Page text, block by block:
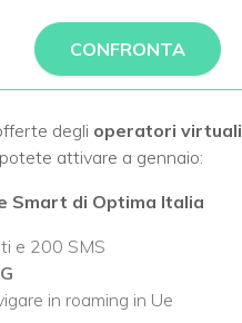
CONFRONTA
degli operatori virtuali
attivare a gennaio:
Smart di Optima Italia
e 200 SMS
in roaming in Ue